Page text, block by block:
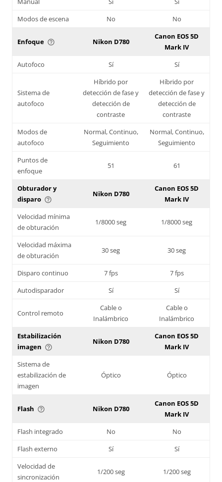
Modos de escena
No No
Enfoque help_outline Nikon D780
Canon EOS 5D
Mark IV
Autofoco
Sí Sí
Sistema de
autofoco
Híbrido por
detección de fase y
detección de
contraste
Híbrido por
detección de fase y
detección de
contraste
Modos de
autofoco
Normal, Continuo,
Seguimiento
Normal, Continuo,
Seguimiento
Puntos de
enfoque
51 61
Obturador y
disparo help_outline
Nikon D780
Canon EOS 5D
Mark IV
Velocidad mínima
de obturación
1/8000 seg 1/8000 seg
Velocidad máxima
de obturación
30 seg 30 seg
Disparo continuo 7 fps
7 fps
Autodisparador
Sí Sí
Control remoto
Cable o
Inalámbrico
Cable o
Inalámbrico
Estabilización
imagen help_outline
Nikon D780
Canon EOS 5D
Mark IV
Sistema de
estabilización de
imagen
Óptico Óptico
Flash help_outline Nikon D780
Canon EOS 5D
Mark IV
Flash integrado
No
No
Flash externo
Sí
Sí
Velocidad de
sincronización
1/200 seg 1/200 seg